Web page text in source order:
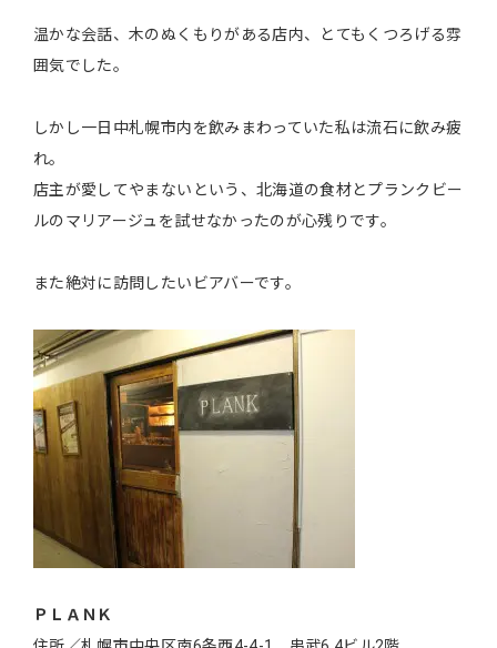
温かな会話、木のぬくもりがある店内、とてもくつろげる雰
囲気でした。
しかし一日中札幌市内を飲みまわっていた私は流石に飲み疲
れ。
店主が愛してやまないという、北海道の食材とプランクビー
ルのマリアージュを試せなかったのが心残りです。
また絶対に訪問したいビアバーです。
ＰＬＡＮＫ